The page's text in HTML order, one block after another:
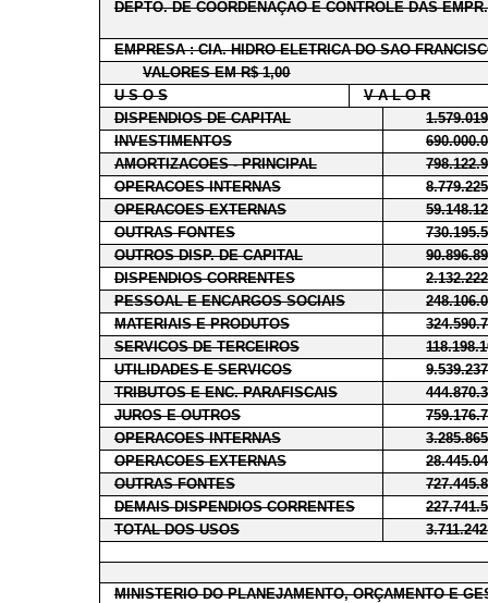
DEPTO. DE COORDENAÇÃO E CONTROLE DAS
EMPRESA : CIA. HIDRO ELETRICA DO SAO
VALORES EM R$ 1,00
U S O S
V A L O R
DISPENDIOS DE CAPITAL
INVESTIMENTOS
AMORTIZACOES - PRINCIPAL
OPERACOES INTERNAS
8.779.225
OPERACOES EXTERNAS
OUTRAS FONTES
OUTROS DISP. DE CAPITAL
DISPENDIOS CORRENTES
PESSOAL E ENCARGOS SOCIAIS
MATERIAIS E PRODUTOS
SERVICOS DE TERCEIROS
UTILIDADES E SERVICOS
9.539.237
TRIBUTOS E ENC. PARAFISCAIS
JUROS E OUTROS
OPERACOES INTERNAS
3.285.865
OPERACOES EXTERNAS
OUTRAS FONTES
DEMAIS DISPENDIOS CORRENTES
TOTAL DOS USOS
MINISTERIO DO PLANEJAMENTO, ORÇAMENTO E